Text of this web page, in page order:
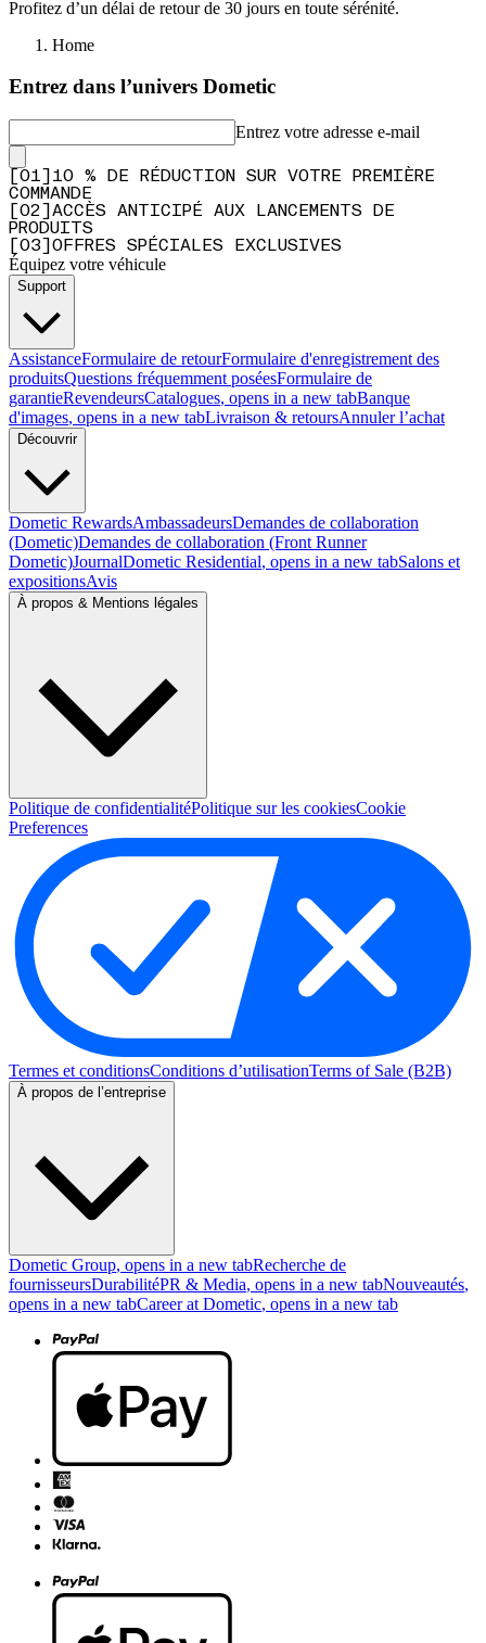
Profitez d’un délai de retour de 30 jours en toute sérénité.
Home
Entrez dans l’univers Dometic
Entrez votre adresse e-mail
01
10 % DE RÉDUCTION SUR VOTRE PREMIÈRE
COMMANDE
02
ACCÈS ANTICIPÉ AUX LANCEMENTS DE
PRODUITS
03 OFFRES SPÉCIALES EXCLUSIVES
Équipez votre véhicule
Support
AssistanceFormulaire de retourFormulaire d'enregistrement des
produitsQuestions fréquemment poséesFormulaire de
garantieRevendeursCatalogues, opens in a new tabBanque
d'images, opens in a new tabLivraison & retoursAnnuler l’achat
Découvrir
Dometic RewardsAmbassadeursDemandes de collaboration
(Dometic)Demandes de collaboration (Front Runner
Dometic)JournalDometic Residential, opens in a new tabSalons et
expositionsAvis
À propos & Mentions légales
Politique de confidentialitéPolitique sur les cookiesCookie
Preferences
Termes et conditionsConditions d’utilisationTerms of Sale (B2B)
À propos de l’entreprise
Dometic Group, opens in a new tabRecherche de
fournisseursDurabilitéPR & Media, opens in a new tabNouveautés,
opens in a new tabCareer at Dometic, opens in a new tab